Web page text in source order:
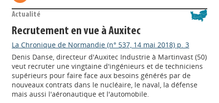
Actualité
Recrutement en vue à Auxitec
La Chronique de Normandie (n° 537, 14 mai 2018) p. 3
Denis Danse, directeur d'Auxitec Industrie à Martinvast (50)
veut recruter une vingtaine d'ingénieurs et de techniciens
supérieurs pour faire face aux besoins générés par de
nouveaux contrats dans le nucléaire, le naval, la défense
mais aussi l'aéronautique et l'automobile.